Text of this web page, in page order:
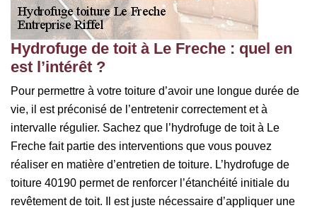
Hydrofuge de toit à Le Freche : quel en
est l’intérêt ?
Pour permettre à votre toiture d’avoir une longue durée de
vie, il est préconisé de l’entretenir correctement et à
intervalle régulier. Sachez que l’hydrofuge de toit à Le
Freche fait partie des interventions que vous pouvez
réaliser en matière d’entretien de toiture. L’hydrofuge de
toiture 40190 permet de renforcer l’étanchéité initiale du
revêtement de toit. Il est juste nécessaire d’appliquer une